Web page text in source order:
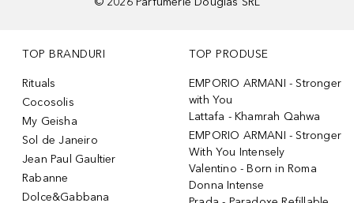
TOP BRANDURI
Rituals
Cocosolis
My Geisha
Sol de Janeiro
Jean Paul Gaultier
Rabanne
Dolce&Gabbana
TOP PRODUSE
EMPORIO ARMANI - Stronger
with You
Lattafa - Khamrah Qahwa
EMPORIO ARMANI - Stronger
With You Intensely
Valentino - Born in Roma
Donna Intense